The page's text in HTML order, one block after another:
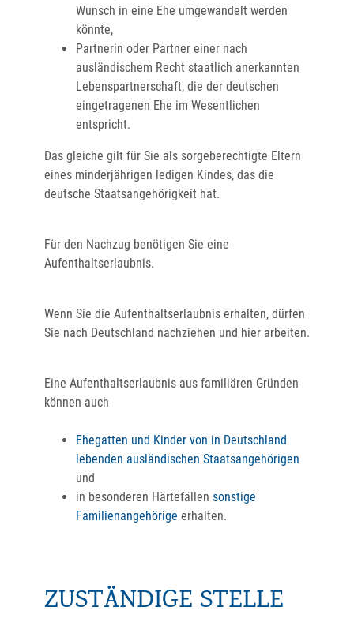
Wunsch in eine Ehe umgewandelt werden
könnte,
Partnerin oder Partner einer nach
ausländischem Recht staatlich anerkannten
Lebenspartnerschaft, die der deutschen
eingetragenen Ehe im Wesentlichen
entspricht.
Das gleiche gilt für Sie als sorgeberechtigte Eltern
eines minderjährigen ledigen Kindes, das die
deutsche Staatsangehörigkeit hat.
Für den Nachzug benötigen Sie eine
Aufenthaltserlaubnis.
Wenn Sie die Aufenthaltserlaubnis erhalten, dürfen
Sie nach Deutschland nachziehen und hier arbeiten.
Eine Aufenthaltserlaubnis aus familiären Gründen
können auch
Ehegatten und Kinder von in Deutschland
lebenden ausländischen Staatsangehörigen
und
in besonderen Härtefällen sonstige
Familienangehörige erhalten.
ZUSTÄNDIGE STELLE